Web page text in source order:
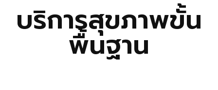
บริการสุขภาพขั้น
พื้นฐาน